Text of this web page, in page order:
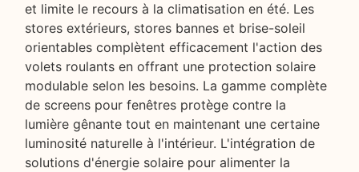
et limite le recours à la climatisation en été. Les
stores extérieurs, stores bannes et brise-soleil
orientables complètent efficacement l'action des
volets roulants en offrant une protection solaire
modulable selon les besoins. La gamme complète
de screens pour fenêtres protège contre la
lumière gênante tout en maintenant une certaine
luminosité naturelle à l'intérieur. L'intégration de
solutions d'énergie solaire pour alimenter la